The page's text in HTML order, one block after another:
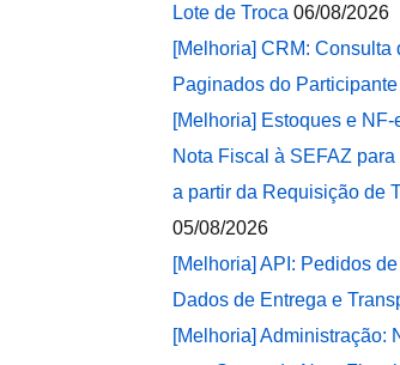
Lote de Troca 06/08/2026
[Melhoria] CRM:
Paginados do Participante
[Melhoria] Estoques e
Nota Fiscal à SEFAZ
a partir da Requisição de
05/08/2026
[Melhoria] API: Pedidos
Dados de Entrega e
[Melhoria] Administração: